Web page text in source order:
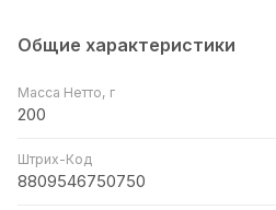
Общие характеристики
Масса Нетто, г
200
Штрих-Код
8809546750750